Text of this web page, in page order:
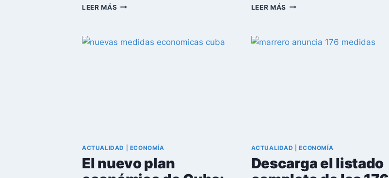
LEER MÁS RAMIRO
DEL
LEER MÁS EL
QUIÉNES
ACTUALIDAD ECONOMÍA
El nuevo plan
ACTUALIDAD |ECONOMÍA
Descarga el listado